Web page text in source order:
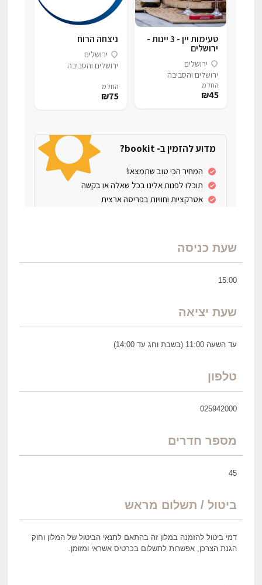
שעת כניסה
15:00
שעת יציאה
עד השעה 11:00 (בשבת וחג עד 14:00)
טלפון
025942000
מספר חדרים
45
ביטול / תשלום מראש
דמי ביטול להזמנה במלון זה בהתאם לתנאי הביטול של המלון וחוק
הגנת הצרכן, אפשרות לתשלום בכרטיס אשראי ומזומן.